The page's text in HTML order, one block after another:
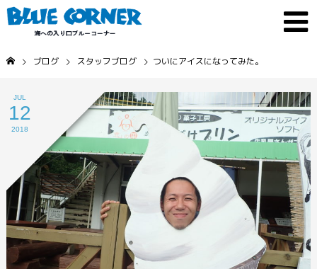
ブログ スタッフブログ ついにアイスになってみた。
JUL
12
2018